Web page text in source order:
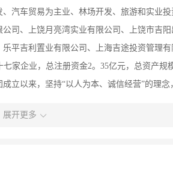
汽车贸易为主业、林场开发、旅游和实业
司、上饶月亮湾实业有限公司、上饶市吉
平吉利置业有限公司、上海吉途投资管理
家企业，总注册资金2。35亿元，总资产规
立以来，坚持“以人为本、诚信经营”的理念
发了有小桥流水、环境优美的“江南人家”住
亩，现已完成汽车展示大楼、汽车4S店、
展开更多